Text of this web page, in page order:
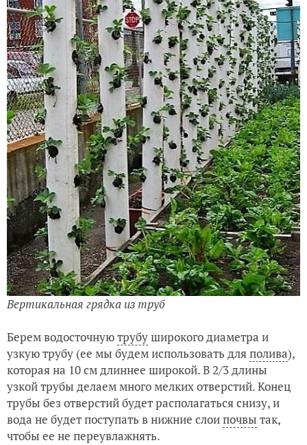
Вертикальная грядка из труб
Берем водосточнуютрубуширокого диаметра и
узкую трубу (ее мы будем использовать дляполива),
которая на 10 см длиннее широкой. В 2/3 длины
узкой трубы делаем много мелких отверстий. Конец
трубы без отверстий будет располагаться снизу, и
вода не будет поступать в нижние слоипочвы так,
чтобы ее не переувлажнять.